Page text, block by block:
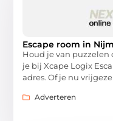
Escape room in
Houd je van puzzelen
je bij Xcape Logix
adres. Of je nu
Adverteren